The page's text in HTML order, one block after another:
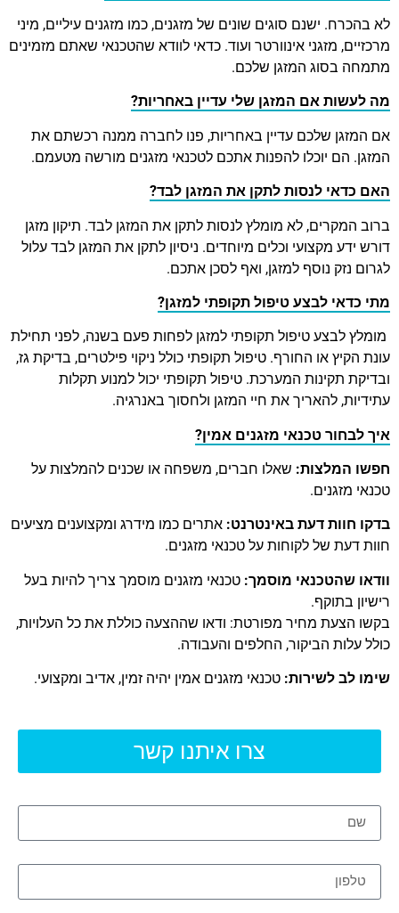
לא בהכרח. ישנם סוגים שונים של מזגנים, כמו מזגנים עיליים, מיני
מרכזיים, מזגני אינוורטר ועוד. כדאי לוודא שהטכנאי שאתם מזמינים
מתמחה בסוג המזגן שלכם.
מה לעשות אם המזגן שלי עדיין באחריות?
אם המזגן שלכם עדיין באחריות, פנו לחברה ממנה רכשתם את
המזגן. הם יוכלו להפנות אתכם לטכנאי מזגנים מורשה מטעמם.
האם כדאי לנסות לתקן את המזגן לבד?
ברוב המקרים, לא מומלץ לנסות לתקן את המזגן לבד. תיקון מזגן
דורש ידע מקצועי וכלים מיוחדים. ניסיון לתקן את המזגן לבד עלול
לגרום נזק נוסף למזגן, ואף לסכן אתכם.
מתי כדאי לבצע טיפול תקופתי למזגן?
מומלץ לבצע טיפול תקופתי למזגן לפחות פעם בשנה, לפני תחילת
עונת הקיץ או החורף. טיפול תקופתי כולל ניקוי פילטרים, בדיקת גז,
ובדיקת תקינות המערכת. טיפול תקופתי יכול למנוע תקלות
עתידיות, להאריך את חיי המזגן ולחסוך באנרגיה.
איך לבחור טכנאי מזגנים אמין?
חפשו המלצות: שאלו חברים, משפחה או שכנים להמלצות על
טכנאי מזגנים.
בדקו חוות דעת באינטרנט: אתרים כמו מידרג ומקצוענים מציעים
חוות דעת של לקוחות על טכנאי מזגנים.
וודאו שהטכנאי מוסמך: טכנאי מזגנים מוסמך צריך להיות בעל
רישיון בתוקף.
בקשו הצעת מחיר מפורטת: ודאו שההצעה כוללת את כל העלויות,
כולל עלות הביקור, החלפים והעבודה.
שימו לב לשירות: טכנאי מזגנים אמין יהיה זמין, אדיב ומקצועי.
צרו איתנו קשר